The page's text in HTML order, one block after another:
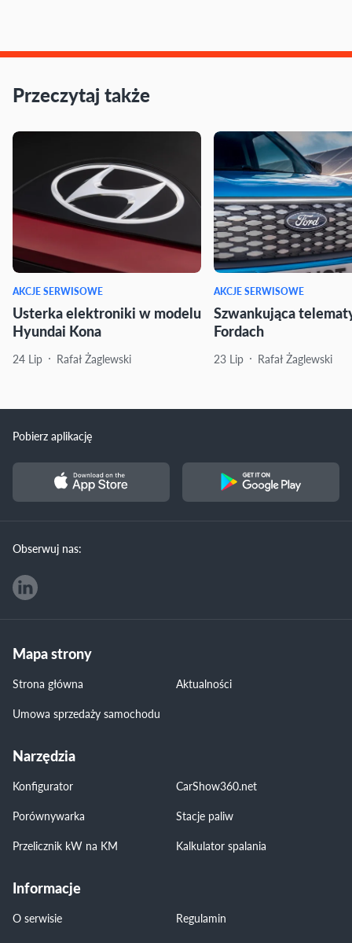
Przeczytaj także
AKCJE SERWISOWE
Usterka elektroniki w modelu
Hyundai Kona
24 Lip Rafał Żaglewski
AKCJE SERWISOWE
Szwankująca
Fordach
23 Lip Rafał Żaglewski
Pobierz aplikację
Obserwuj nas:
Mapa strony
Strona główna
Aktualności
Umowa sprzedaży samochodu
Narzędzia
Konfigurator
CarShow360.net
Porównywarka
Stacje paliw
Przelicznik kW na KM
Kalkulator spalania
Informacje
O serwisie
Regulamin